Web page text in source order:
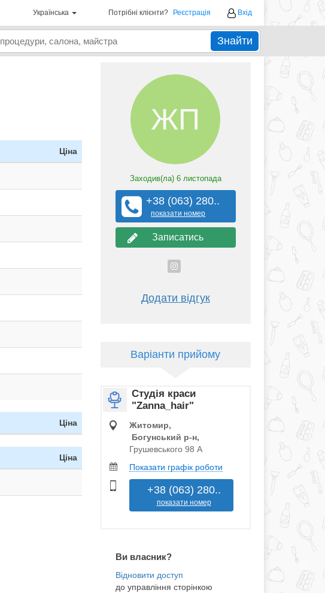
Українська Потрібні клієнти? Реєстрація Вхід
Знайти
Ціна
Ціна
Ціна
ЖП
Заходив(ла) 6 листопада
+38 (063) 280..
показати номер
Записатись
Додати відгук
Варіанти прийому
Студія краси
"Zanna_hair"
Житомир,
Богунський р‑н,
Грушевського 98 А
Показати графік роботи
+38 (063) 280..
показати номер
Ви власник?
до управління сторінкою